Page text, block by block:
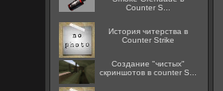
Counter S...
История читерства в
Counter Strike
Создание "чистых"
скриншотов в counter S...